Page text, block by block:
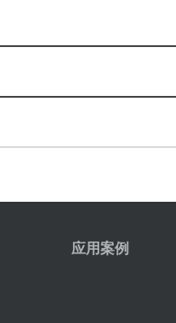
应用案例